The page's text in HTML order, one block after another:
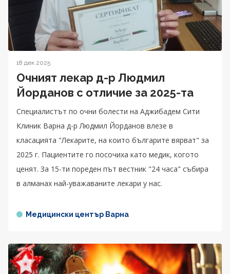
18 дек 2025
Очният лекар д-р Людмил
Йорданов с отличие за 2025-та
Специалистът по очни болести на Аджибадем Сити
Клиник Варна д-р Людмил Йорданов влезе в
класацията "Лекарите, на които българите вярват" за
2025 г. Пациентите го посочиха като медик, когото
ценят. За 15-ти пореден път вестник "24 часа" събира
в алманах най-уважаваните лекари у нас.
Медицински център Варна